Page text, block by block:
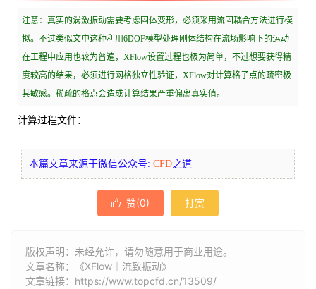
注意：真实的涡激振动需要考虑固体变形，必须采用流固耦合方法进行模
拟。不过类似文中这种利用6DOF模型处理刚体结构在流场影响下的运动
在工程中应用也较为普遍，XFlow设置过程也极为简单，不过想要获得精
度较高的结果，必须进行网格独立性验证，XFlow对计算格子点的疏密极
其敏感。稀疏的格点会造成计算结果严重偏离真实值。
计算过程文件：
本篇文章来源于微信公众号: CFD之道
 赞(0) 打赏
版权声明：未经允许，请勿随意用于商业用途。
文章名称：《XFlow｜流致振动》
文章链接： https://www.topcfd.cn/13509/